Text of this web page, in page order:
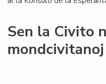
Sen la Civito
mondcivitanoj